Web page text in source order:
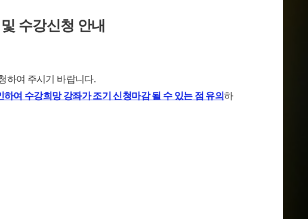
수강신청 안내
하여 주시기 바랍니다.
여 수강희망 강좌가 조기 신청마감 될 수 있는 점 유의하